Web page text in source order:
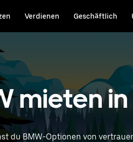
Verdienen Geschäftlich
mieten in
du BMW-Optionen von